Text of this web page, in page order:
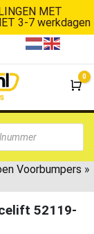
MET
3-7 werkdagen
De
0
Voorbumpers »
52119-